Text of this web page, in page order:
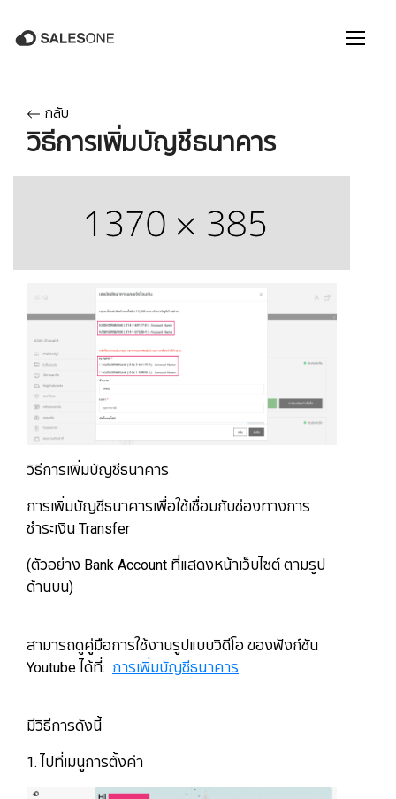
กลับ
วิธีการเพิ่มบัญชีธนาคาร
วิธีการเพิ่มบัญชีธนาคาร
การเพิ่มบัญชีธนาคารเพื่อใช้เชื่อมกับช่องทางการ
ชำระเงิน Transfer
(ตัวอย่าง Bank Account ที่แสดงหน้าเว็บไซต์ ตามรูป
ด้านบน)
สามารถดูคู่มือการใช้งานรูปแบบวิดีโอ ของฟังก์ชัน
Youtube ได้ที่: การเพิ่มบัญชีธนาคาร
มีวิธีการดังนี้
1. ไปที่เมนูการตั้งค่า